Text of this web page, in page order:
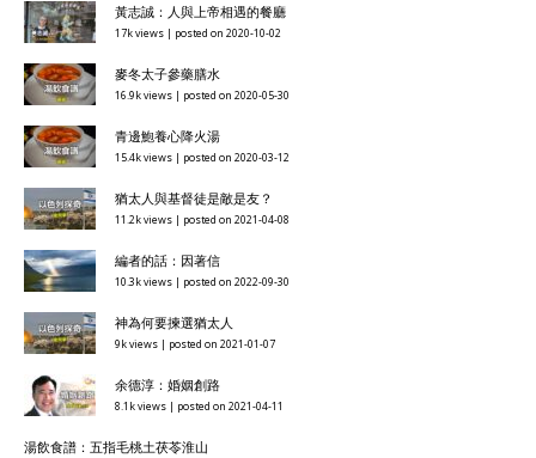
黃志誠：人與上帝相遇的餐廳
17k views | posted on 2020-10-02
麥冬太子參藥膳水
16.9k views | posted on 2020-05-30
青邊鮑養心降火湯
15.4k views | posted on 2020-03-12
猶太人與基督徒是敵是友？
11.2k views | posted on 2021-04-08
編者的話：因著信
10.3k views | posted on 2022-09-30
神為何要揀選猶太人
9k views | posted on 2021-01-07
余德淳：婚姻創路
8.1k views | posted on 2021-04-11
湯飲食譜：五指毛桃土茯苓淮山